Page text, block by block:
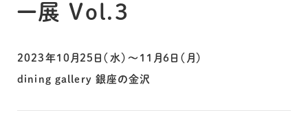
ー展 Vol.3
2023年10月25日（水）〜11月6日（月）
dining gallery 銀座の金沢